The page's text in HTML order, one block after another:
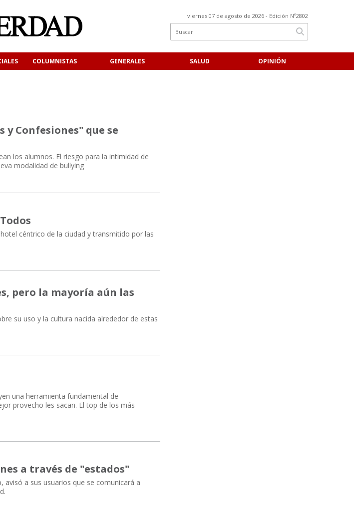
viernes 07 de agosto de 2026 - Edición Nº2802
COLUMNISTAS GENERALES SALUD OPINIÓN
y Confesiones" que se
los alumnos. El riesgo para la intimidad de
modalidad de bullying
céntrico de la ciudad y transmitido por las
pero la mayoría aún las
su uso y la cultura nacida alrededor de estas
una herramienta fundamental de
provecho les sacan. El top de los más
a través de "estados"
a sus usuarios que se comunicará a